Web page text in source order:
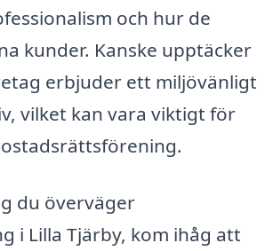
och hur de
kunder. Kanske upptäcker
erbjuder ett miljövänligt
vilket kan vara viktigt för
du överväger
i Lilla Tjärby, kom ihåg att